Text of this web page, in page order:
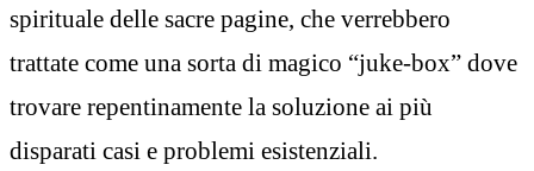
spirituale delle sacre pagine, che verrebbero
trattate come una sorta di magico “juke-box” dove
trovare repentinamente la soluzione ai più
disparati casi e problemi esistenziali.